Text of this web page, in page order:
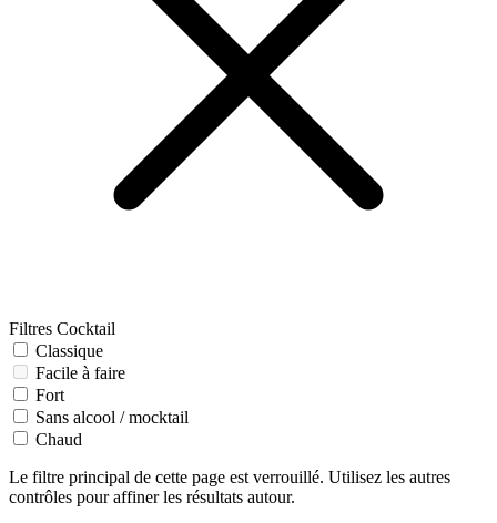
Filtres Cocktail
Classique
Facile à faire
Fort
Sans alcool / mocktail
Chaud
Le filtre principal de cette page est verrouillé. Utilisez les autres
contrôles pour affiner les résultats autour.